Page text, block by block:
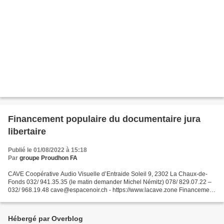
Financement populaire du documentaire jura
libertaire
Publié le 01/08/2022 à 15:18
Par groupe Proudhon FA
CAVE Coopérative Audio Visuelle d’Entraide Soleil 9, 2302 La Chaux-de-
Fonds 032/ 941.35.35 (le matin demander Michel Némitz) 078/ 829.07.22 –
032/ 968.19.48 cave@espacenoir.ch - https://www.lacave.zone Financement
Hébergé par Overblog